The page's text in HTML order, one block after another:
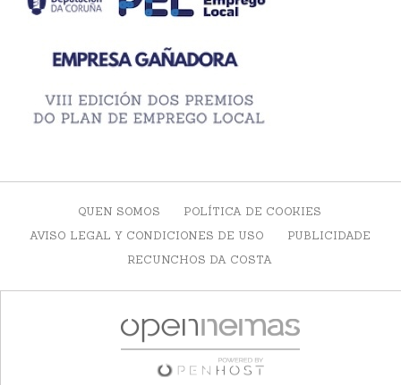
QUEN SOMOS
POLÍTICA DE COOKIES
AVISO LEGAL Y CONDICIONES DE USO
PUBLICIDADE
RECUNCHOS DA COSTA